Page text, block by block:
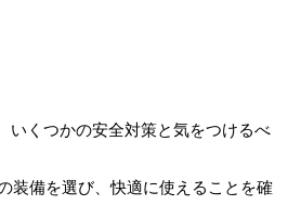
いくつかの安全対策と気をつけるべ
装備を選び、快適に使えることを確